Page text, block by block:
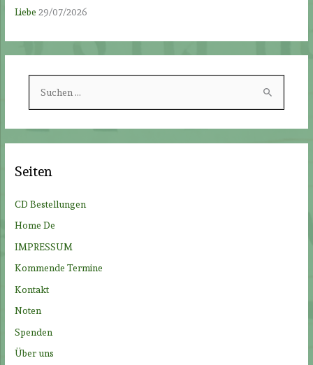
Liebe 29/07/2026
n
h
:
Seiten
CD Bestellungen
Home De
IMPRESSUM
Kommende Termine
Kontakt
Noten
Spenden
Über uns